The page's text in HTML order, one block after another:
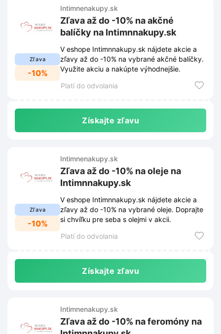
Zľava
-10%
Intimnenakupy.sk
Zľava až do -10% na akčné
balíčky na Intimnnakupy.sk
V eshope Intimnnakupy.sk nájdete akcie a
zľavy až do -10% na vybrané akčné balíčky.
Využite akciu a nakúpte výhodnejšie.
Platí do odvolania
Získajte zľavu
Zľava
-10%
Intimnenakupy.sk
Zľava až do -10% na oleje na
Intimnnakupy.sk
V eshope Intimnnakupy.sk nájdete akcie a
zľavy až do -10% na vybrané oleje. Doprajte
si chvíľku pre seba s olejmi v akcii.
Platí do odvolania
Získajte zľavu
Intimnenakupy.sk
Zľava až do -10% na feromóny na